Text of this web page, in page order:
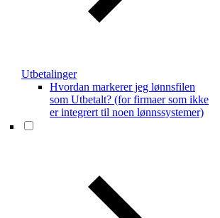
Utbetalinger
Hvordan markerer jeg lønnsfilen
som Utbetalt? (for firmaer som ikke
er integrert til noen lønnssystemer)